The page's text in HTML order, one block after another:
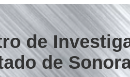
de
de